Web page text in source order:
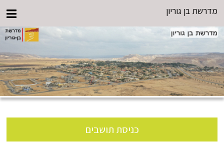
מדרשת בן גוריון
כניסת תושבים